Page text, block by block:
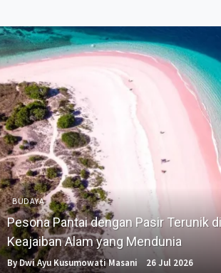
BUDAYA
Pesona Pantai dengan Pasir Terunik
Keajaiban Alam yang Mendunia
By Dwi Ayu Kusumowati Masani 26 Jul 2026